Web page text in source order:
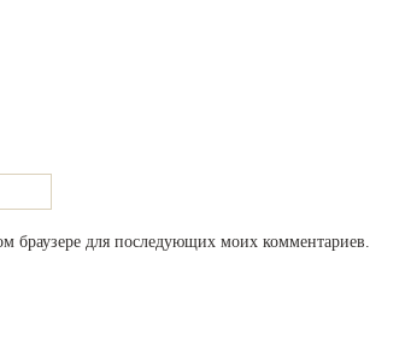
браузере для последующих моих комментариев.